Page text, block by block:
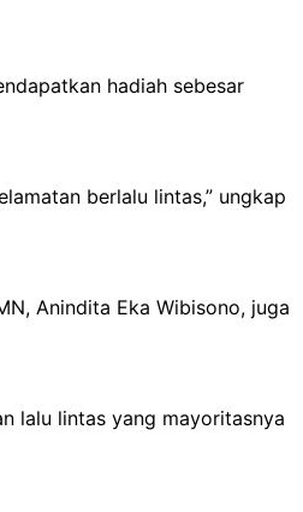
hadiah sebesar
berlalu lintas,” ungkap
Anindita Eka Wibisono, juga
lalu lintas yang mayoritasnya